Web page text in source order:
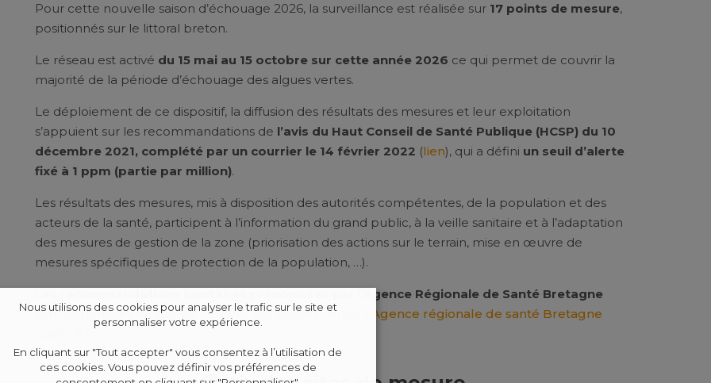
Pour cette nouvelle saison d’échouage 2026, la surveillance est réalisée sur 17 points de mesure,
positionnés sur le littoral breton.
Le réseau est activé du 15 mai au 15 octobre sur cette année 2026 ce qui permet de couvrir la
majorité de la période d’échouage des algues vertes.
Le déploiement de ce dispositif, la diffusion des résultats des mesures et leur exploitation
s’appuient sur les recommandations de l’avis du Haut Conseil de Santé Publique (HCSP) du 10
décembre 2021, complété par un courrier le 14 février 2022 (lien), qui a défini un seuil d’alerte
fixé à 1 ppm (partie par million).
Les résultats des mesures, mis à disposition des autorités compétentes, de la population et des
acteurs de la santé, participent à l’information du grand public, à la veille sanitaire et à l’adaptation
des mesures de gestion de la zone (priorisation des actions sur le terrain, mise en œuvre de
mesures spécifiques de protection de la population, …).
Les recommandations sanitaires préconisées par l’Agence Régionale de Santé Bretagne
sont disponibles en suivant ce lien :Les algues vertes | Agence régionale de santé Bretagne
Nous utilisons des cookies pour analyser le trafic sur le site et
personnaliser votre expérience.
En cliquant sur "Tout accepter" vous consentez à l’utilisation de
ces cookies. Vous pouvez définir vos préférences de